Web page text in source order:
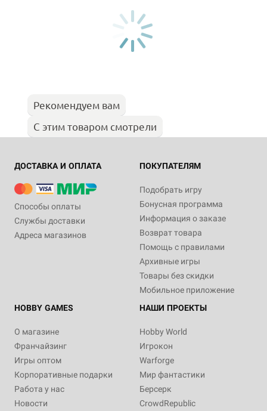
Рекомендуем вам
С этим товаром смотрели
ДОСТАВКА И ОПЛАТА
Способы оплаты
Службы доставки
Адреса магазинов
ПОКУПАТЕЛЯМ
Подобрать игру
Бонусная программа
Информация о заказе
Возврат товара
Помощь с правилами
Архивные игры
Товары без скидки
Мобильное приложение
HOBBY GAMES
О магазине
Франчайзинг
Игры оптом
Корпоративные подарки
Работа у нас
Новости
НАШИ ПРОЕКТЫ
Hobby World
Игрокон
Warforge
Мир фантастики
Берсерк
CrowdRepublic